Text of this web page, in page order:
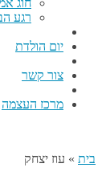
חוג
רגע
יום הולדת
צור קשר
מרכז העצמה
בית » עוז יצחק